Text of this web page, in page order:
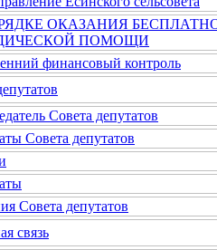
ОКАЗАНИЯ
ПОМОЩИ
финансовый контроль
Совета депутатов
Совета депутатов
Совета депутатов
связь